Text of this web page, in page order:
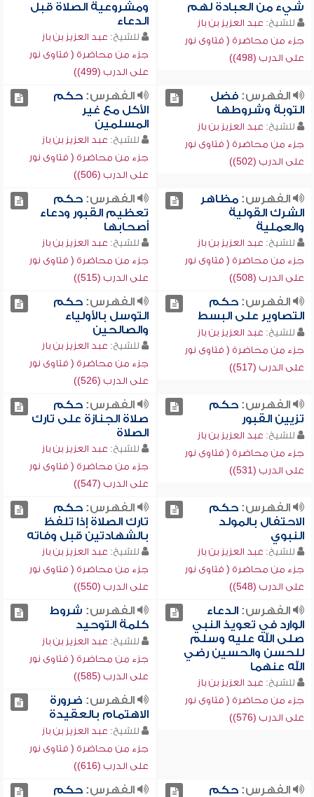
شيء من العبادة لهم
للشيخ: عبد العزيز بن باز
جزء من محاضرة ( فتاوى نور
على الدرب (498))
ومشروعية الصلاة قبل
الدعاء
للشيخ: عبد العزيز بن باز
جزء من محاضرة ( فتاوى نور
على الدرب (499))
الفهرس:فضل
التوبة وشروطها
للشيخ: عبد العزيز بن باز
جزء من محاضرة ( فتاوى نور
على الدرب (502))
الفهرس:حكم
الأكل مع غير
المسلمين
للشيخ: عبد العزيز بن باز
جزء من محاضرة ( فتاوى نور
على الدرب (506))
الفهرس:مظاهر
الشرك القولية
والعملية
للشيخ: عبد العزيز بن باز
جزء من محاضرة ( فتاوى نور
على الدرب (508))
الفهرس:حكم
تعظيم القبور ودعاء
أصحابها
للشيخ: عبد العزيز بن باز
جزء من محاضرة ( فتاوى نور
على الدرب (515))
الفهرس:حكم
التصاوير على البسط
للشيخ: عبد العزيز بن باز
جزء من محاضرة ( فتاوى نور
على الدرب (517))
الفهرس:حكم
التوسل بالأولياء
والصالحين
للشيخ: عبد العزيز بن باز
جزء من محاضرة ( فتاوى نور
على الدرب (526))
الفهرس:حكم
تزيين القبور
للشيخ: عبد العزيز بن باز
جزء من محاضرة ( فتاوى نور
على الدرب (531))
الفهرس:حكم
صلاة الجنازة على تارك
الصلاة
للشيخ: عبد العزيز بن باز
جزء من محاضرة ( فتاوى نور
على الدرب (547))
الفهرس:حكم
الاحتفال بالمولد
النبوي
للشيخ: عبد العزيز بن باز
جزء من محاضرة ( فتاوى نور
على الدرب (548))
الفهرس:حكم
تارك الصلاة إذا تلفظ
بالشهادتين قبل وفاته
للشيخ: عبد العزيز بن باز
جزء من محاضرة ( فتاوى نور
على الدرب (550))
الفهرس:الدعاء
الوارد في تعويذ النبي
صلى الله عليه وسلم
للحسن والحسين رضي
الله عنهما
للشيخ: عبد العزيز بن باز
جزء من محاضرة ( فتاوى نور
على الدرب (576))
الفهرس: شروط
كلمة التوحيد
للشيخ: عبد العزيز بن باز
جزء من محاضرة ( فتاوى نور
على الدرب (585))
الفهرس: ضرورة
الاهتمام بالعقيدة
للشيخ: عبد العزيز بن باز
جزء من محاضرة ( فتاوى نور
على الدرب (616))
الفهرس:حكم
الفهرس:حكم